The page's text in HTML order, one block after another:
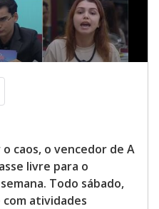
caos, o vencedor de A
livre para o
Todo sábado,
atividades